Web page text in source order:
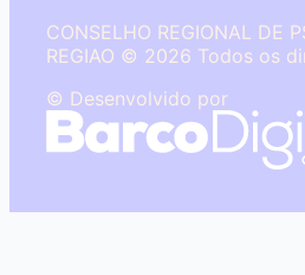
CONSELHO REGIONAL DE
REGIAO © 2026 Todos os
© Desenvolvido por